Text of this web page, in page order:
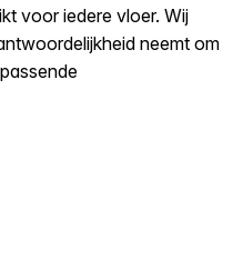
voor iedere vloer. Wij
neemt om